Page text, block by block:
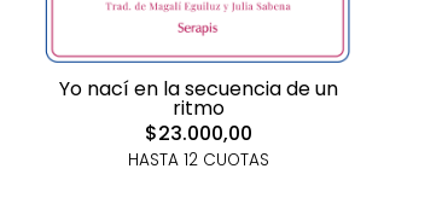
Yo nací en la secuencia de un
ritmo
$23.000,00
HASTA 12 CUOTAS